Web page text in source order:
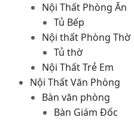
Nội Thất Phòng Ăn
Tủ Bếp
Nội thất Phòng Thờ
Tủ thờ
Nội Thất Trẻ Em
Nội Thất Văn Phòng
Bàn văn phòng
Bàn Giám Đốc